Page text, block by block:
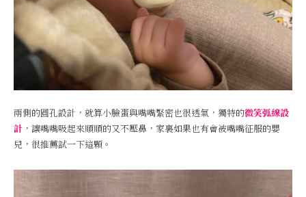
兩側的圓孔設計，就算小臉蛋與嘴嘴緊密也很透氣，獨特的微笑弧線設
計 ，讓嘴嘴吸起來順順的又不壓鼻，家裏如果也有會被嘴嘴征服的嬰
兒，很推薦試一下這顆。